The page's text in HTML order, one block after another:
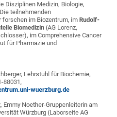
Disziplinen Medizin, Biologie,
teilnehmenden
forschen im Biozentrum, imRudolf-
Biomedizin (AG Lorenz,
im Comprehensive Cancer
für Pharmazie und
Lehrstuhl für Biochemie,
88031,
wuerzburg.de
Emmy Noether-Gruppenleiterin am
Würzburg (Laborseite AG